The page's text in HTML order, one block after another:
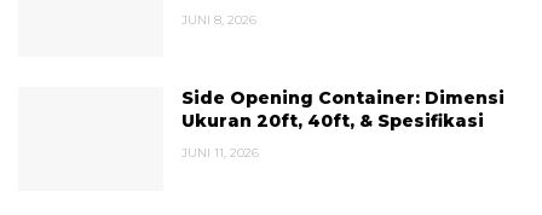
JUNI 8, 2026
Side Opening Container: Dimensi
Ukuran 20ft, 40ft, & Spesifikasi
JUNI 11, 2026